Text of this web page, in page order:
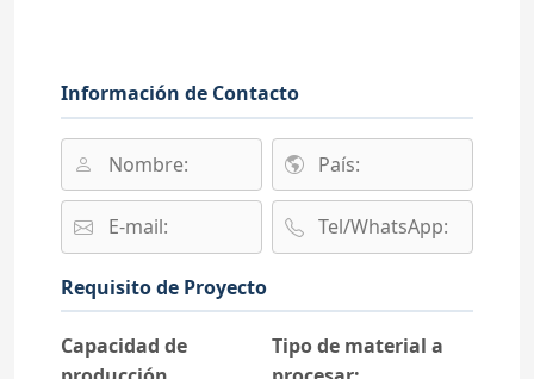
Información de Contacto
Requisito de Proyecto
Capacidad de
Tipo de material a